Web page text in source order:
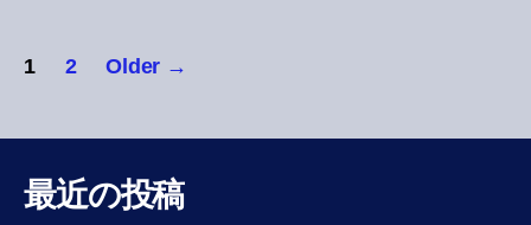
投
の
ペ
1 2 Older →
最近の投稿